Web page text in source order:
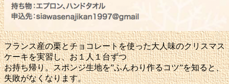
フランス産の栗とチョコレートを使った大人味のクリスマス
ケーキを実習し、お１人１台ずつ
お持ち帰り。スポンジ生地を”ふんわり作るコツ”を知ると、
失敗がなくなります。